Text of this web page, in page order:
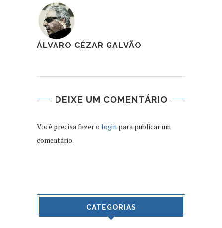
ÁLVARO CÉZAR GALVÃO
DEIXE UM COMENTÁRIO
Você precisa fazer o login para publicar um
comentário.
CATEGORIAS